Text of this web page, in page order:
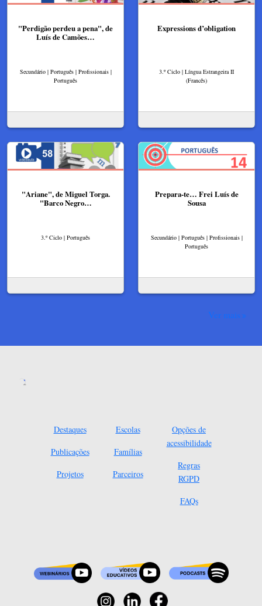
"Perdigão perdeu a pena", de
Luís de Camões…
Secundário | Português | Profissionais |
Português
Expressions d’obligation
3.º Ciclo | Língua Estrangeira II
(Francês)
"Ariane", de Miguel Torga.
"Barco Negro…
3.º Ciclo | Português
Prepara-te… Frei Luís de
Sousa
Secundário | Português | Profissionais |
Português
Ver mais
Destaques
Publicações
Projetos
Escolas
Famílias
Parceiros
Opções de
acessibilidade
Regras
RGPD
FAQs